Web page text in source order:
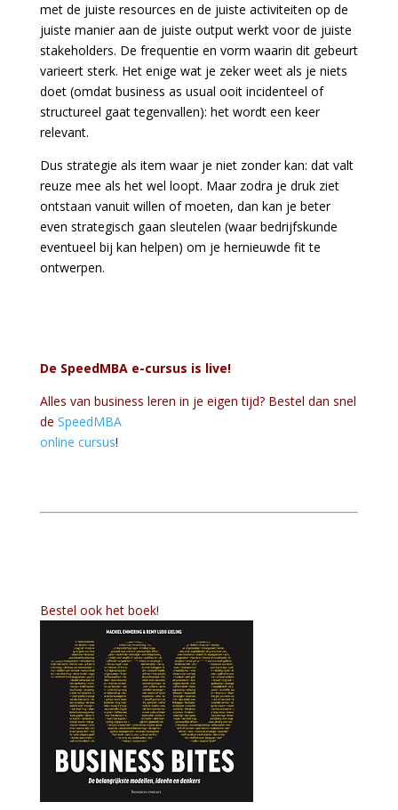
met de juiste resources en de juiste activiteiten op de
juiste manier aan de juiste output werkt voor de juiste
stakeholders. De frequentie en vorm waarin dit gebeurt
varieert sterk. Het enige wat je zeker weet als je niets
doet (omdat business as usual ooit incidenteel of
structureel gaat tegenvallen): het wordt een keer
relevant.
Dus strategie als item waar je niet zonder kan: dat valt
reuze mee als het wel loopt. Maar zodra je druk ziet
ontstaan vanuit willen of moeten, dan kan je beter
even strategisch gaan sleutelen (waar bedrijfskunde
eventueel bij kan helpen) om je hernieuwde fit te
ontwerpen.
De SpeedMBA e-cursus is live!
Alles van business leren in je eigen tijd? Bestel dan snel
de SpeedMBA
online cursus!
Bestel ook het boek!